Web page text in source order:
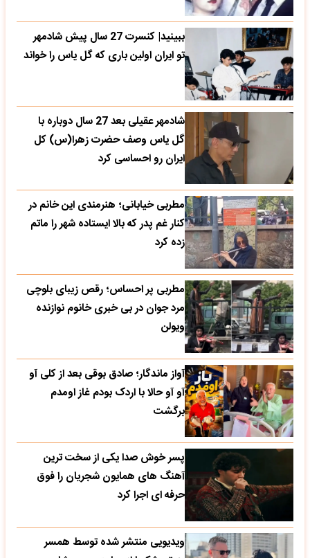
ببینید| کنسرت 27 سال پیش شادمهر
تو ایران اولین باری که گل یاس را خواند
شادمهر عقیلی بعد 27 سال دوباره با
گل یاس وصف حضرت زهرا(س) کل
ایران رو احساسی کرد
مطربی خیابانی؛ هنرمندی این خانم در
کنار غم پدر که بالا ایستاده شهر را ماتم
زده کرد
مطربی پر احساس؛ رقص زیبای بلوچی
مرد جوان در بی خبری خانوم نوازنده
ویولن
آواز ماندگار؛ صادق بوقی بعد از کلی آو
آو آو حالا با اردک بودم غاز اومدم
برگشت
پسر خوش صدا یکی از سخت ترین
آهنگ های همایون شجریان را فوق
حرفه ای اجرا کرد
ویدیویی منتشر شده توسط همسر